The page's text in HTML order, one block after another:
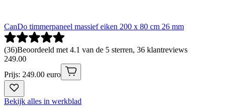
CanDo timmerpaneel massief eiken 200 x 80 cm 26 mm
(36)Beoordeeld met 4.1 van de 5 sterren, 36 klantreviews
249.00
Prijs: 249.00 euro
Bekijk alles in werkblad